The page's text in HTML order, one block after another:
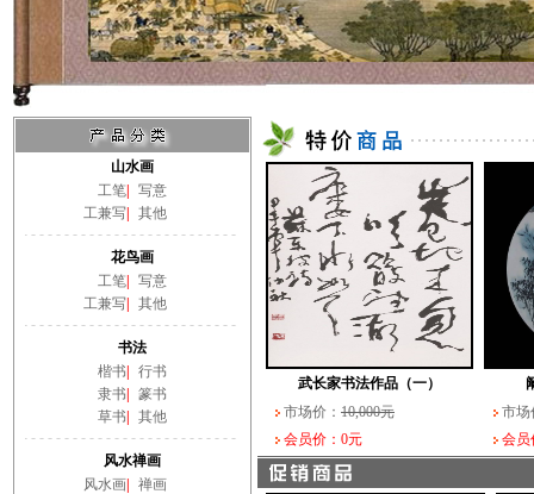
山水画
工笔|
写意
工兼写| 其他
花鸟画
工笔|
写意
工兼写| 其他
书法
楷书
行书
隶书
篆书
草书
其他
风水禅画
风水画|
禅画
武长家书法作品（一）
市场价： 10,000元
会员价：0元
市场
会员